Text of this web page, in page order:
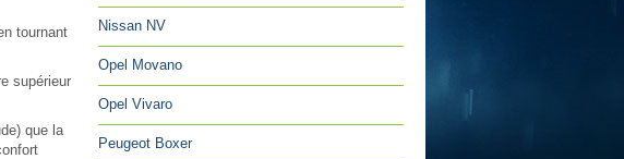
tournant
supérieur
que la
Nissan NV
Opel Movano
Opel Vivaro
Peugeot Boxer